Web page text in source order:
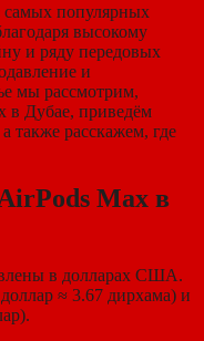
самых популярных
высокому
и ряду передовых
и
мы рассмотрим,
в Дубае, приведём
также расскажем, где
Max в
в долларах США.
≈ 3.67 дирхама) и